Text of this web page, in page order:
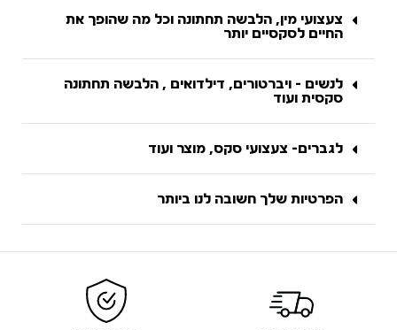
צעצועי מין, הלבשה תחתונה וכל מה שהופך את
החיים לסקסיים יותר
לנשים - ויברטורים, דילדואים , הלבשה תחתונה
סקסית ועוד
לגברים- צעצועי סקס, מוצר ועוד
הפרטיות שלך חשובה לנו ביותר